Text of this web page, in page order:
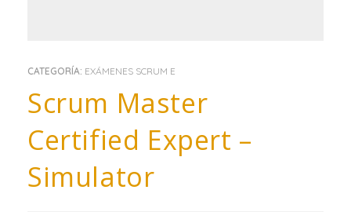
CATEGORÍA: EXÁMENES SCRUM E
Scrum Master
Certified Expert –
Simulator